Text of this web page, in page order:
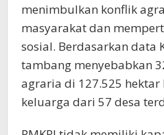
menimbulkan konflik
masyarakat dan
sosial. Berdasarkan data
tambang menyebabkan
agraria di 127.525 hektar
keluarga dari 57 desa